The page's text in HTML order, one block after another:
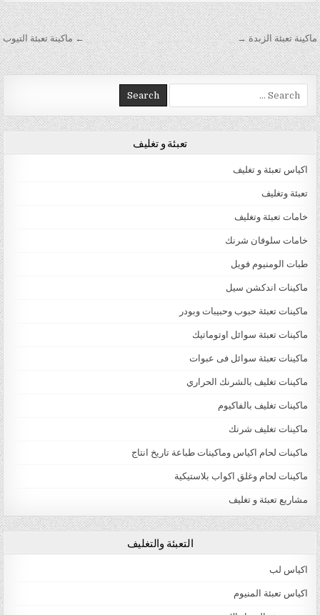
تصفّح المقالات ← ماكينة تعبئة التيوب ماكينة تعبئة الزبدة →
Search for:
تعبئة و تغليف
اكياس تعبئة و تغليف
تعبئة وتغليف
خامات تعبئة وتغليف
خامات سلوفان شرنك
طبات الومنيوم فويل
ماكينات اندكشن سيل
ماكينات تعبئة حبوب وحبيبات وبودر
ماكينات تعبئة سوائل اوتوماتيك
ماكينات تعبئة سوائل فى عبوات
ماكينات تغليف بالشرنك الحراري
ماكينات تغليف بالفاكيوم
ماكينات تغليف شرنك
ماكينات لحام اكياس وماكينات طباعة تاريخ انتاج
ماكينات لحام وغلق اكواب بلاستيكية
مشاريع تعبئة و تغليف
التعبئة والتغليف
اكياس لب
اكياس تعبئة المنيوم